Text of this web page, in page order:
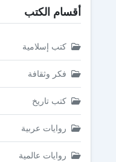
أقسام الكتب
كتب إسلامية
فكر وثقافة
كتب تاريخ
روايات عربية
روايات عالمية